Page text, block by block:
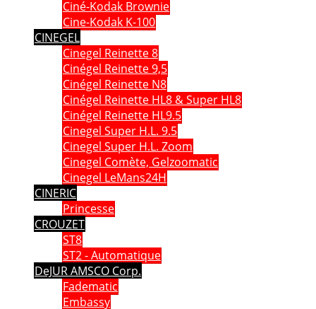
Ciné-Kodak Brownie
Cine-Kodak K-100
CINEGEL
Cinegel Reinette 8
Cinégel Reinette 9,5
Cinégel Reinette N8
Cinégel Reinette HL8 & Super HL8
Cinégel Reinette HL9.5
Cinegel Super H.L. 9.5
Cinegel Super H.L. Zoom
Cinegel Comète, Gelzoomatic
Cinegel LeMans24H
CINERIC
Princesse
CROUZET
ST8
ST2 - Automatique
DeJUR AMSCO Corp.
Fadematic
Embassy